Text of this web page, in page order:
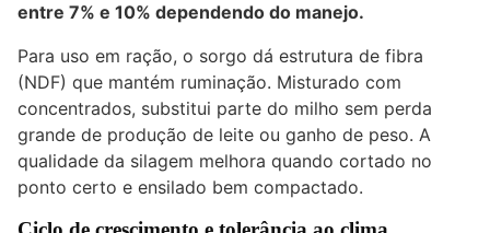
entre 7% e 10% dependendo do manejo.
Para uso em ração, o sorgo dá estrutura de fibra
(NDF) que mantém ruminação. Misturado com
concentrados, substitui parte do milho sem perda
grande de produção de leite ou ganho de peso. A
qualidade da silagem melhora quando cortado no
ponto certo e ensilado bem compactado.